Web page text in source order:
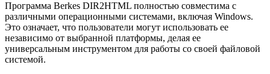
Программа Berkes DIR2HTML полностью совместима с
различными операционными системами, включая Windows.
Это означает, что пользователи могут использовать ее
независимо от выбранной платформы, делая ее
универсальным инструментом для работы со своей файловой
системой.